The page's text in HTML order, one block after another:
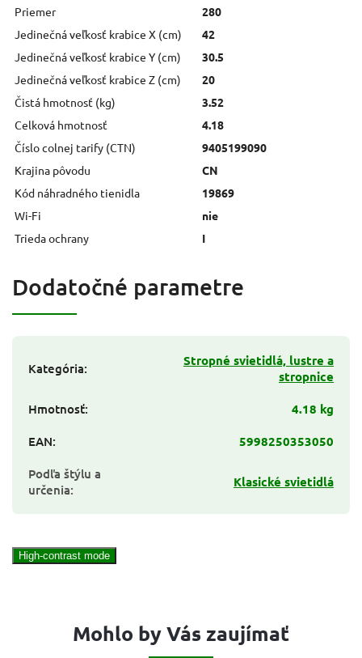
Priemer
280
Jedinečná veľkosť krabice X (cm)
42
Jedinečná veľkosť krabice Y (cm)
30.5
Jedinečná veľkosť krabice Z (cm)
20
Čistá hmotnosť (kg)
3.52
Celková hmotnosť
4.18
Číslo colnej tarify (CTN)
9405199090
Krajina pôvodu
CN
Kód náhradného tienidla
19869
Wi-Fi
nie
Trieda ochrany
I
Dodatočné parametre
Kategória:
Stropné svietidlá, lustre a
stropnice
Hmotnosť:
4.18 kg
EAN:
5998250353050
Podľa štýlu a
určenia: Klasické svietidlá
High-contrast mode
Mohlo by Vás zaujímať